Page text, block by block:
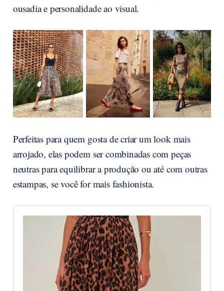
ousadia e personalidade ao visual.
Perfeitas para quem gosta de criar um look mais
arrojado, elas podem ser combinadas com peças
neutras para equilibrar a produção ou até com outras
estampas, se você for mais fashionista.